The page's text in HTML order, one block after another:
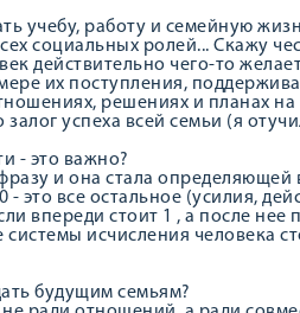
учебу, работу и семейную
социальных ролей... Скажу
действительно чего-то
их поступления,
решениях и планах
успеха всей семьи (я
- это важно?
и она стала
- это все остальное (усилия,
впереди стоит 1 , а после
исчисления человека
будущим семьям?